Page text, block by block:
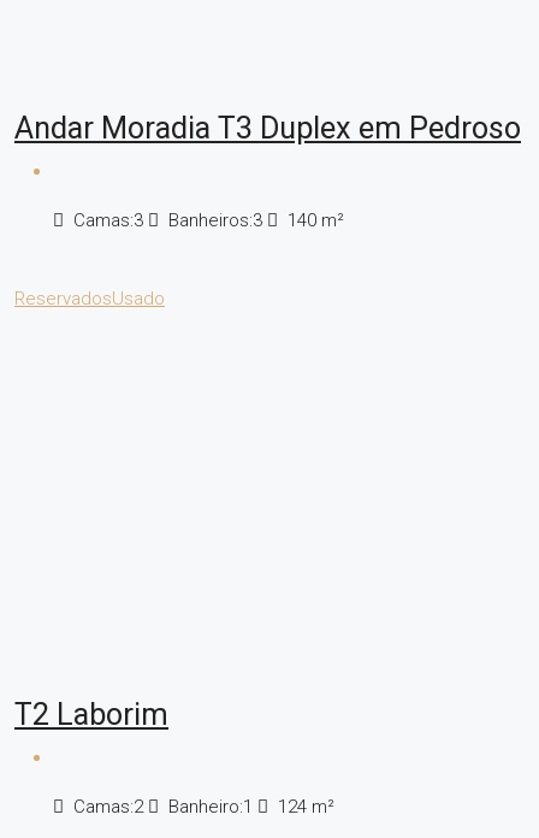
Andar Moradia T3 Duplex em Pedroso
Camas:3 Banheiros:3 140 m²
ReservadosUsado
T2 Laborim
Camas:2 Banheiro:1 124 m²